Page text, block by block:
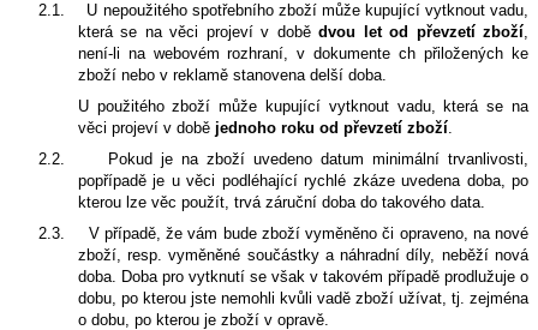
2.1.
U nepoužitého spotřebního zboží může kupující vytknout vadu,
která se na věci projeví v dobědvou let od převzetí zboží
není-li na webovém rozhraní, v dokumente ch přiložených ke
zboží nebo v reklamě stanovena delší doba.
U použitého zboží může kupující vytknout vadu, která se na
věci projeví v době jednoho roku od převzetí zboží.
2.2.
Pokud je na zboží uvedeno datum minimální trvanlivosti,
popřípadě je u věci podléhající rychlé zkáze uvedena doba, po
kterou lze věc použít, trvá záruční doba do takového data.
2.3.
V případě, že vám bude zboží vyměněno či opraveno, na nové
zboží, resp. vyměněné součástky a náhradní díly, neběží nová
doba. Doba pro vytknutí se však v takovém případě prodlužuje o
dobu, po kterou jste nemohli kvůli vadě zboží užívat, tj. zejména
o dobu, po kterou je zboží v opravě.